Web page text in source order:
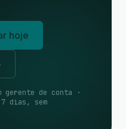
hoje
gerente de conta ·
dias, sem